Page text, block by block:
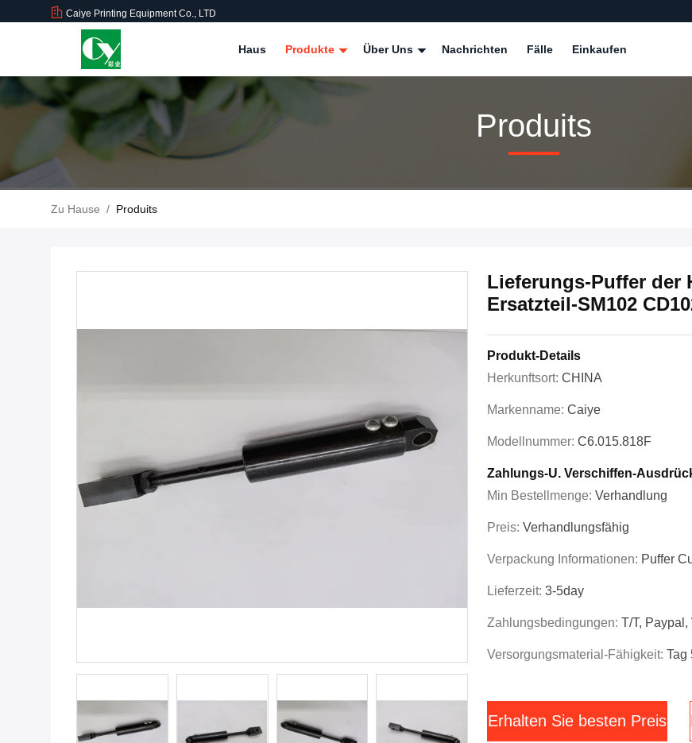
Caiye Printing Equipment Co., LTD
Haus Produkte Über Uns Nachrichten Fälle Einkaufen
Produits
Zu Hause / Produits
Lieferungs-Puffer der
Ersatzteil-SM102
Produkt-Details
Herkunftsort: CHINA
Markenname: Caiye
Modellnummer: C6.015.818F
Zahlungs-U. Verschiffen-
Min Bestellmenge: Verhandlung
Preis: Verhandlungsfähig
Verpackung Informationen: Puffer
Lieferzeit: 3-5day
Zahlungsbedingungen: T/T, Paypal,
Versorgungsmaterial-Fähigkeit: Tag
Erhalten Sie besten Preis